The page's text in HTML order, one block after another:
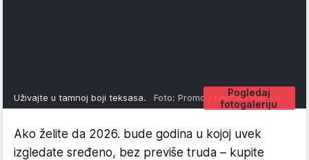
Pogledaj
fotogaleriju
Uživajte u tamnoj boji teksasa. Foto: Promo / Neiman Marcus
Ako želite da 2026. bude godina u kojoj uvek
izgledate sređeno, bez previše truda – kupite